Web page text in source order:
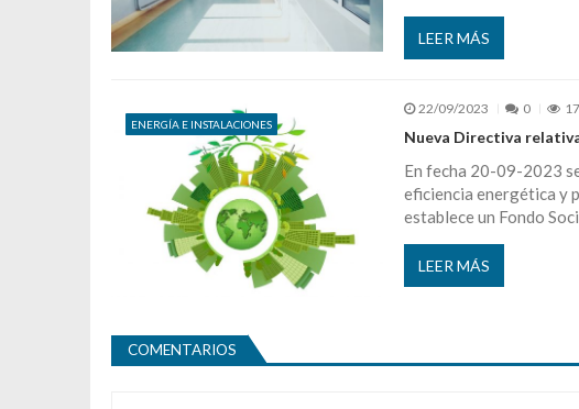
LEER MÁS
ENERGÍA E INSTALACIONES
22/09/2023 0
Nueva Directiva
En fecha 20-09-2023
eficiencia energética y
establece un Fondo
LEER MÁS
COMENTARIOS